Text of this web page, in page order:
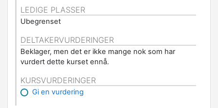
LEDIGE PLASSER
Ubegrenset
DELTAKERVURDERINGER
Beklager, men det er ikke mange nok som har
vurdert dette kurset ennå.
KURSVURDERINGER
Gi en vurdering